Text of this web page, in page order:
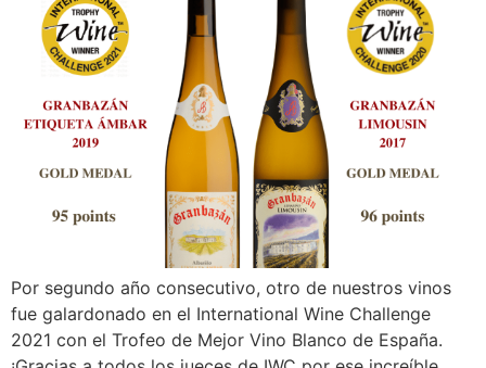
Por segundo año consecutivo, otro de nuestros vinos
fue galardonado en el International Wine Challenge
2021 con el Trofeo de Mejor Vino Blanco de España.